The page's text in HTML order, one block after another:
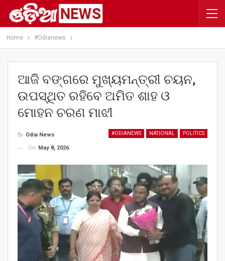
Home #Odianews
ଆଜି ବଙ୍ଗରେ ମୁଖ୍ୟମନ୍ତ୍ରୀ ଚୟନ,
ଉପସ୍ଥିତ ରହିବେ ଅମିତ ଶାହ ଓ
ମୋହନ ଚରଣ ମାଝୀ
#ODIANEWS NATIONAL POLITICS
By Odia News
On
May 8, 2026